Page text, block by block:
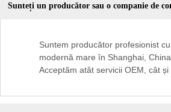
Sunteți un producător sau o companie de
Suntem producător profesionist
modernă mare în Shanghai, China.
Acceptăm atât servicii OEM, cât și